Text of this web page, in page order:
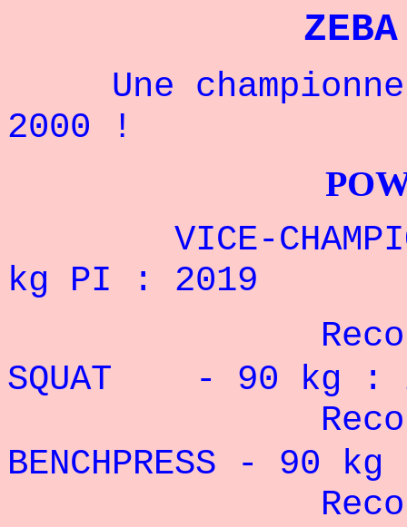
Une championne
2000 !
VICE-
kg PI : 2019
Record
SQUAT - 90 kg :
Record
BENCHPRESS - 90
Record